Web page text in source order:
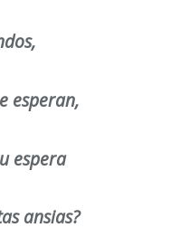
esperan,
espera
ansias?